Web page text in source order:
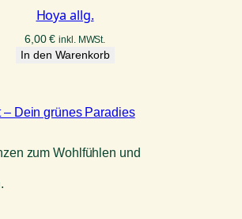
Hoya allg.
6,00€ inkl. MWSt.
In den Warenkorb
zum Wohlfühlen und